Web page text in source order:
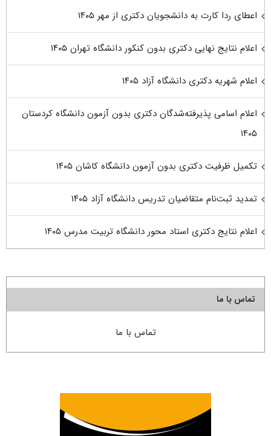
اعطای ردا کارت به دانشجویان دکتری از مهر ۱۴۰۵
اعلام نتایج نهایی دکتری بدون کنکور دانشگاه تهران ۱۴۰۵
اعلام شهریه دکتری دانشگاه آزاد ۱۴۰۵
اعلام اسامی پذیرفته‌شدگان دکتری بدون آزمون دانشگاه کردستان
۱۴۰۵
تکمیل ظرفیت دکتری بدون آزمون دانشگاه کاشان ۱۴۰۵
تمدید ثبت‌نام متقاضیان تدریس دانشگاه آزاد ۱۴۰۵
اعلام نتایج دکتری استاد محور دانشگاه تربیت مدرس ۱۴۰۵
تماس با ما
تماس با ما